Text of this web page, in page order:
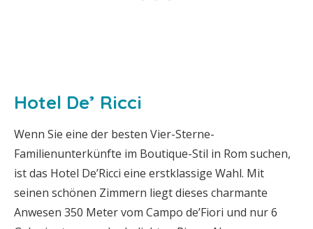
Hotel De’ Ricci
Wenn Sie eine der besten Vier-Sterne-
Familienunterkünfte im Boutique-Stil in Rom suchen,
ist das Hotel De’Ricci eine erstklassige Wahl. Mit
seinen schönen Zimmern liegt dieses charmante
Anwesen 350 Meter vom Campo de’Fiori und nur 6